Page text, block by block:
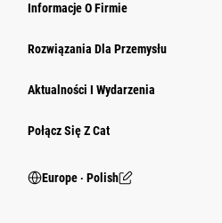
Informacje O Firmie
Rozwiązania Dla Przemysłu
Aktualności I Wydarzenia
Połącz Się Z Cat
Europe ‧ Polish